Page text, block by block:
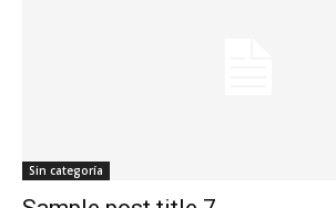
Sin categoría